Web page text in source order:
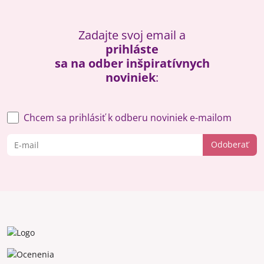
Zadajte svoj email a
prihláste
sa na odber inšpiratívnych
noviniek:
Odoberať
Chcem sa prihlásiť k odberu noviniek e-mailom